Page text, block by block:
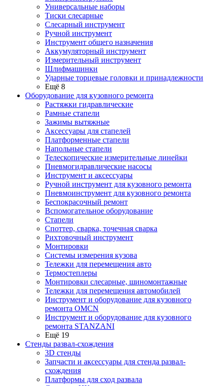
Универсальные наборы
Тиски слесарные
Слесарный инструмент
Ручной инструмент
Инструмент общего назначения
Аккумуляторный инструмент
Измерительный инструмент
Шлифмашинки
Ударные торцевые головки и принадлежности
Ещё 8
Оборудование для кузовного ремонта
Растяжки гидравлические
Рамные стапели
Зажимы вытяжные
Аксессуары для стапелей
Платформенные стапели
Напольные стапели
Телескопические измерительные линейки
Пневмогидравлические насосы
Инструмент и аксессуары
Ручной инструмент для кузовного ремонта
Пневмоинструмент для кузовного ремонта
Беспокрасочный ремонт
Вспомогательное оборудование
Стапели
Споттер, сварка, точечная сварка
Рихтовочный инструмент
Монтировки
Системы измерения кузова
Тележки для перемещения авто
Термостеплеры
Монтировки слесарные, шиномонтажные
Тележки для перемещения автомобилей
Инструмент и оборудование для кузовного
ремонта OMCN
Инструмент и оборудование для кузовного
ремонта STANZANI
Ещё 19
Стенды развал-схождения
3D стенды
Запчасти и аксессуары для стенда развал-
схождения
Платформы для сход развала